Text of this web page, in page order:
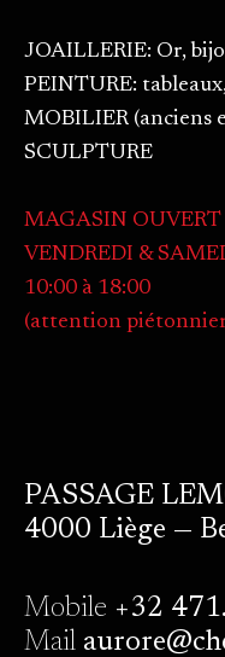
JOAILLERIE: Or,
PEINTURE:
MOBILIER (anciens
SCULPTURE
MAGASIN
VENDREDI &
10:00 à 18:00
(attention
PASSAGE
4000 Liège —
Mobile +32
Mail